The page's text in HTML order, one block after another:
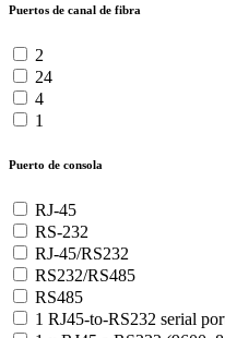
Puertos de canal de fibra
2
24
4
1
Puerto de consola
RJ-45
RS-232
RJ-45/RS232
RS232/RS485
RS485
1 RJ45-to-RS232 serial